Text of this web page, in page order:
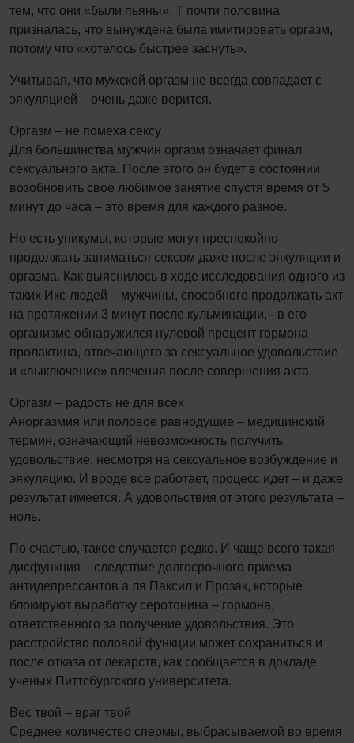
тем, что они «были пьяны». Т почти половина
призналась, что вынуждена была имитировать оргазм,
потому что «хотелось быстрее заснуть».
Учитывая, что мужской оргазм не всегда совпадает с
эякуляцией – очень даже верится.
Оргазм – не помеха сексу
Для большинства мужчин оргазм означает финал
сексуального акта. После этого он будет в состоянии
возобновить свое любимое занятие спустя время от 5
минут до часа – это время для каждого разное.
Но есть уникумы, которые могут преспокойно
продолжать заниматься сексом даже после эякуляции и
оргазма. Как выяснилось в ходе исследования одного из
таких Икс-людей – мужчины, способного продолжать акт
на протяжении 3 минут после кульминации, - в его
организме обнаружился нулевой процент гормона
пролактина, отвечающего за сексуальное удовольствие
и «выключение» влечения после совершения акта.
Оргазм – радость не для всех
Аноргазмия или половое равнодушие – медицинский
термин, означающий невозможность получить
удовольствие, несмотря на сексуальное возбуждение и
эякуляцию. И вроде все работает, процесс идет – и даже
результат имеется. А удовольствия от этого результата –
ноль.
По счастью, такое случается редко. И чаще всего такая
дисфункция – следствие долгосрочного приема
антидепрессантов а ля Паксил и Прозак, которые
блокируют выработку серотонина – гормона,
ответственного за получение удовольствия. Это
расстройство половой функции может сохраниться и
после отказа от лекарств, как сообщается в докладе
ученых Питтсбургского университета.
Вес твой – враг твой
Среднее количество спермы, выбрасываемой во время